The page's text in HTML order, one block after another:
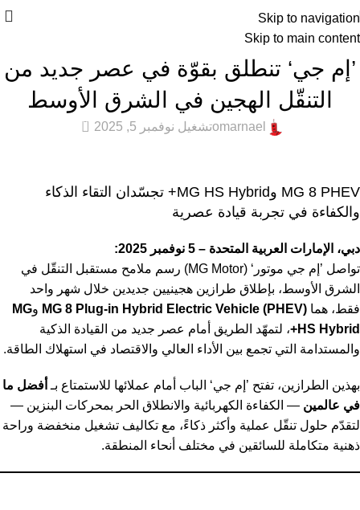
Skip to navigation
Skip to main content
أخبار التقنية,
’إم جي‘ تنطلق بقوّة في عصر جديد من
التنقّل الهجين في الشرق الأوسط
omarnaelتشغيل نوفمبر 5, 2025 0
MG 8 PHEV وMG HS Hybrid+ تجسّدان التقاء الذكاء
والكفاءة في تجربة قيادة عصرية
دبي، الإمارات العربية المتحدة – 5 نوفمبر 2025:
تواصل ’إم جي موتور‘ (MG Motor) رسم ملامح مستقبل التنقّل في
الشرق الأوسط، بإطلاق طرازين هجينيين جديدين خلال شهر واحد
فقط، هما MG 8 Plug-in Hybrid Electric Vehicle (PHEV) وMG
HS Hybrid+
، لتمهّد الطريق أمام عصر جديد من القيادة الذكية
والمستدامة التي تجمع بين الأداء العالي والاقتصاد في استهلاك الطاقة.
بهذين الطرازين، تفتح ’إم جي‘ الباب أمام عملائها للاستمتاع بـ أفضل ما
في عالمين — الكفاءة الكهربائية والانطلاق الحر بمحركات البنزين —
لتقدّم حلول تنقّل عملية وأكثر ذكاءً، مع تكاليف تشغيل منخفضة وراحة
ذهنية متكاملة للسائقين في مختلف أنحاء المنطقة.